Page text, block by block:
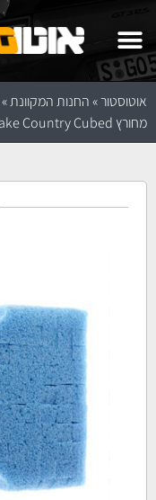
אוטוסטור»החנות המקוונת»
מחורץ Lake Country Cubed